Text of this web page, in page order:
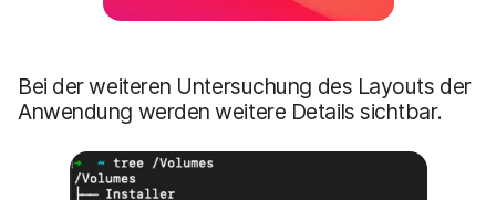
Bei der weiteren Untersuchung des Layouts der
Anwendung werden weitere Details sichtbar.